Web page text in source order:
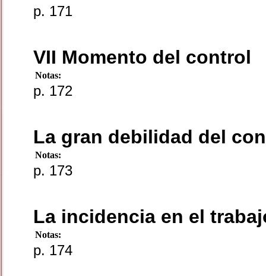
p. 171
VII Momento del control
Notas:
p. 172
La gran debilidad del
Notas:
p. 173
La incidencia en el
Notas:
p. 174